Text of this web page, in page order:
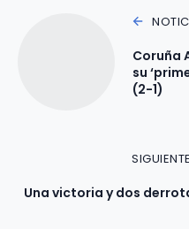
Coruña
su
(2-1)
Una victoria y dos